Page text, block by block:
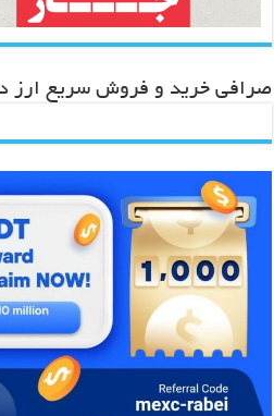
صرافی خرید و فروش سریع ارز